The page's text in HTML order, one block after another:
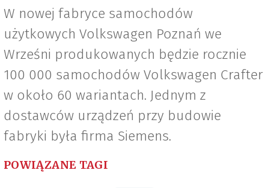
W nowej fabryce samochodów
użytkowych Volkswagen Poznań we
Wrześni produkowanych będzie rocznie
100 000 samochodów Volkswagen Crafter
w około 60 wariantach. Jednym z
dostawców urządzeń przy budowie
fabryki była firma Siemens.
POWIĄZANE TAGI